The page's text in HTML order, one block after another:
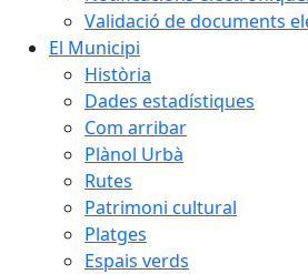
Validació de documents
El Municipi
Història
Dades estadístiques
Com arribar
Plànol Urbà
Rutes
Patrimoni cultural
Platges
Espais verds